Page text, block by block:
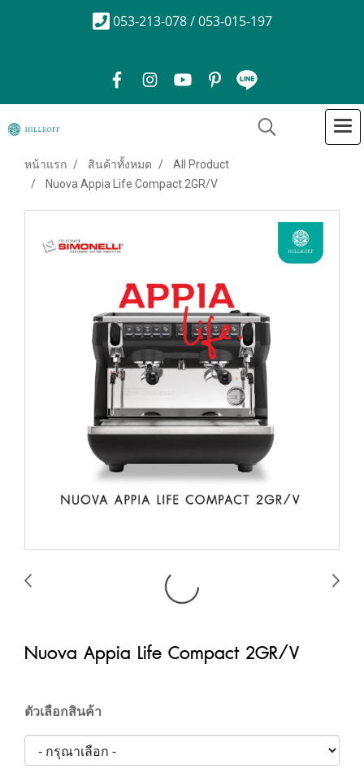
053-213-078 / 053-015-197
หน้าแรก สินค้าทั้งหมด
All Product
Nuova Appia Life Compact 2GR/V
Nuova Appia Life Compact 2GR/V
ตัวเลือกสินค้า